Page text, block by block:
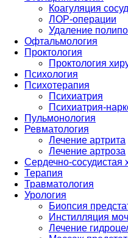
Коагуляция
ЛОР-операции
Удаление
Офтальмология
Проктология
Проктология
Психология
Психотерапия
Психиатрия
Психиатрия-
Пульмонология
Ревматология
Лечение артрита
Лечение артроза
Сердечно-сосудистая
Терапия
Травматология
Урология
Биопсия
Инстилляция
Лечение